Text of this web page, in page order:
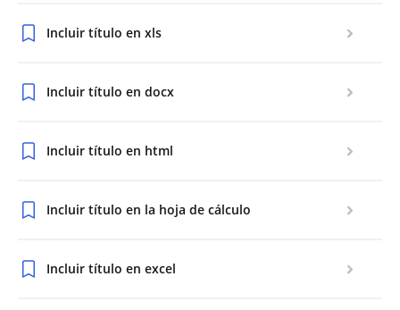
Incluir título en xls
Incluir título en docx
Incluir título en html
Incluir título en la hoja de cálculo
Incluir título en excel